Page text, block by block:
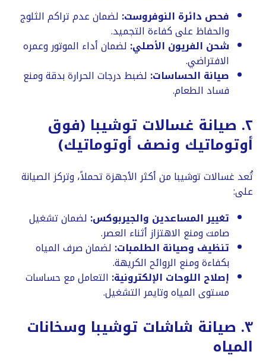
فحص دائرة النوفروست: لضمان عدم تراكم الثلوج
والحفاظ على كفاءة التجميد.
شحن الفريون الأصلي: لضمان أداء الموتور وعمره
الافتراضي.
صيانة الحساسات: لضبط درجات الحرارة بدقة ومنع
فساد الطعام.
​٢. صيانة غسالات توشيبا (فوق
أوتوماتيك ونصف أوتوماتيك)
​تُعد غسالات توشيبا من أكثر الأجهزة تحملاً، وتركز الصيانة
على:
تغيير المساعدين والجيربوكس: لضمان تشغيل
صامت ومنع الاهتزاز أثناء العصر.
تنظيف وصيانة الطلمبات: لضمان صرف المياه
بكفاءة ومنع الروائح الكريهة.
إصلاح اللوحات الإلكترونية: التعامل مع حساسات
مستوى المياه وتايمر التشغيل.
​٣. صيانة شاشات توشيبا وسخانات
المياه